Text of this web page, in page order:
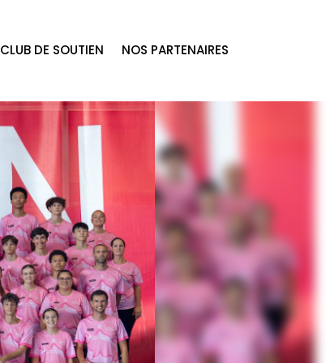
CLUB DE SOUTIEN
NOS PARTENAIRES